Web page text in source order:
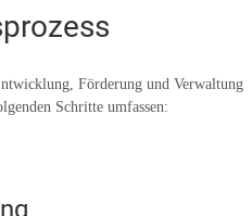
Förderung und Verwaltung
Schritte umfassen: